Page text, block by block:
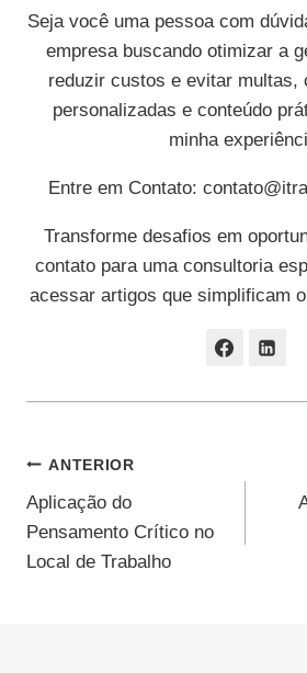
Seja você uma pessoa com
empresa buscando otimizar a
reduzir custos e evitar multas,
personalizadas e conteúdo
minha
Entre em Contato:
Transforme desafios em
contato para uma consultoria
acessar artigos que simplificam
Navegação
De
Post
ANTERIOR
Aplicação do
Pensamento Crítico no
Local de Trabalho